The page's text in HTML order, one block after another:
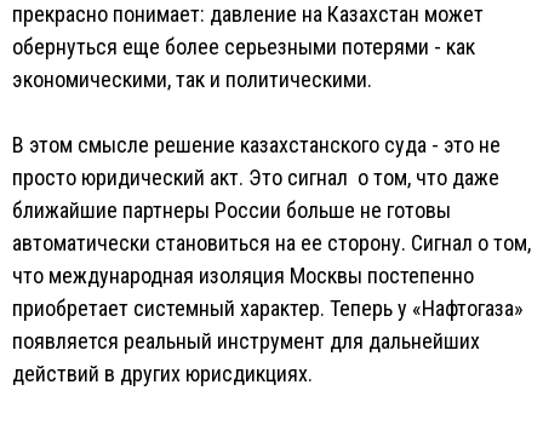
прекрасно понимает: давление на Казахстан может
обернуться еще более серьезными потерями - как
экономическими, так и политическими.
В этом смысле решение казахстанского суда - это не
просто юридический акт. Это сигнал о том, что даже
ближайшие партнеры России больше не готовы
автоматически становиться на ее сторону. Сигнал о том,
что международная изоляция Москвы постепенно
приобретает системный характер. Теперь у «Нафтогаза»
появляется реальный инструмент для дальнейших
действий в других юрисдикциях.